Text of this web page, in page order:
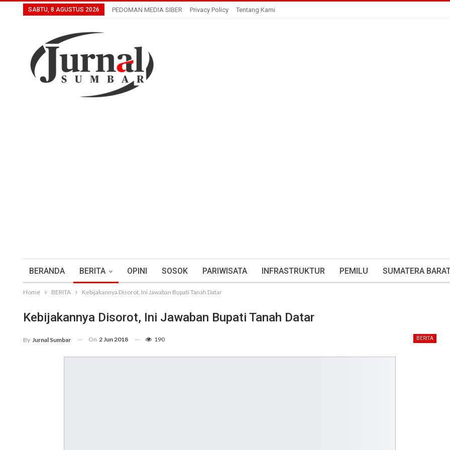
SABTU, 8 AGUSTUS 2026 PEDOMAN MEDIA SIBER Privacy Policy Tentang Kami
BERANDA BERITA OPINI SOSOK PARIWISATA INFRASTRUKTUR PEMILU SUMATERA
Home BERITA Kebijakannya Disorot, Ini Jawaban Bupati Tanah Datar
Kebijakannya Disorot, Ini Jawaban Bupati Tanah Datar
BERITA
By Jurnal Sumbar On 2 Jun 2018 190